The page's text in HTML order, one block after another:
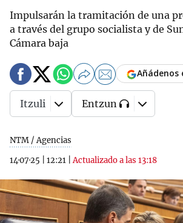
Impulsarán la tramitación de una
a través del grupo socialista y de
Cámara baja
NTM / Agencias
14·07·25
12:21 |Actualizado a las 13:18
Añádenos
Itzuli Entzun